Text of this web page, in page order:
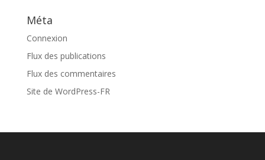
Méta
Connexion
Flux des publications
Flux des commentaires
Site de WordPress-FR